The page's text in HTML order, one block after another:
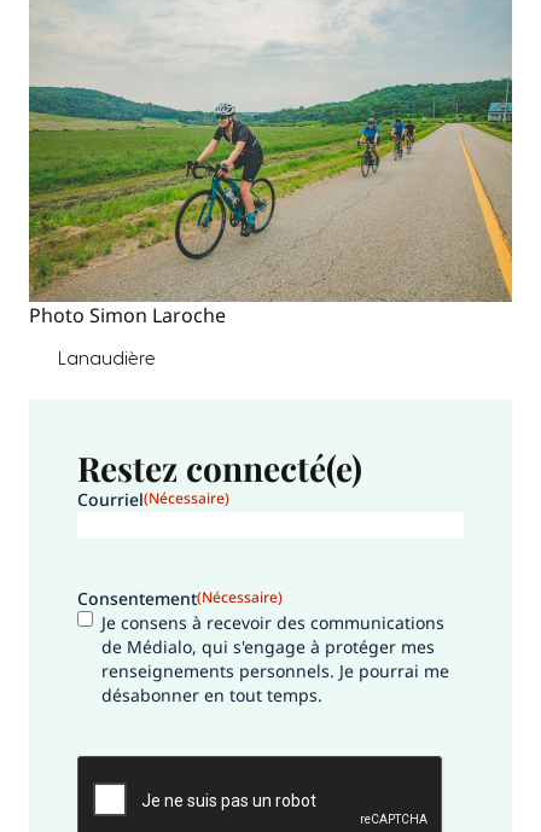
Photo Simon Laroche
Lanaudière
Restez connecté(e)
Courriel(Nécessaire)
Consentement(Nécessaire)
Je consens à recevoir des communications
de Médialo, qui s'engage à protéger mes
renseignements personnels. Je pourrai me
désabonner en tout temps.